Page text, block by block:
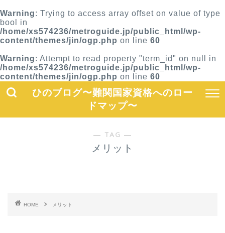
Warning: Trying to access array offset on value of type
bool in
/home/xs574236/metroguide.jp/public_html/wp-
content/themes/jin/ogp.php on line 60
Warning: Attempt to read property "term_id" on null in
/home/xs574236/metroguide.jp/public_html/wp-
content/themes/jin/ogp.php on line 60
ひのブログ〜難関国家資格へのロー
ドマップ〜
― TAG ―
メリット
HOME メリット